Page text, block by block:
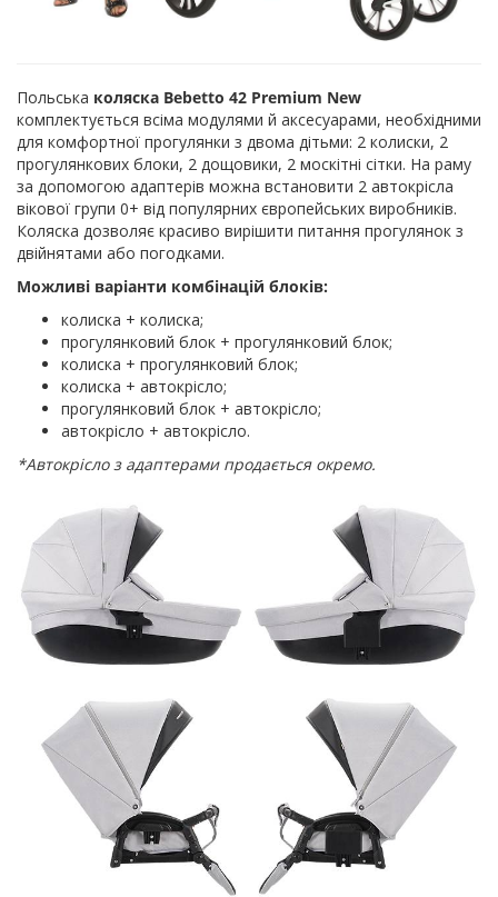
Польська коляска Bebetto 42 Premium New
комплектується всіма модулями й аксесуарами, необхідними
для комфортної прогулянки з двома дітьми: 2 колиски, 2
прогулянкових блоки, 2 дощовики, 2 москітні сітки. На раму
за допомогою адаптерів можна встановити 2 автокрісла
вікової групи 0+ від популярних європейських виробників.
Коляска дозволяє красиво вирішити питання прогулянок з
двійнятами або погодками.
Можливі варіанти комбінацій блоків:
колиска + колиска;
прогулянковий блок + прогулянковий блок;
колиска + прогулянковий блок;
колиска + автокрісло;
прогулянковий блок + автокрісло;
автокрісло + автокрісло.
*Автокрісло з адаптерами продається окремо.